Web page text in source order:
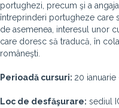
portughezi, precum şi a
întreprinderi portugheze care
de asemenea, interesul unor
care doresc să traducă, în
româneşti.
Perioadă cursuri: 20 ianuarie
Loc de desfăşurare: sediul